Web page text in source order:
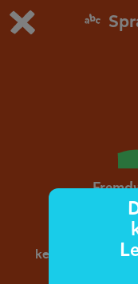
Du spielst die
Hier lernst du
kennen und du